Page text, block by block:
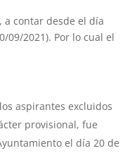
, a contar desde el día
09/2021). Por lo cual el
aspirantes excluidos
provisional, fue
el día 20 de